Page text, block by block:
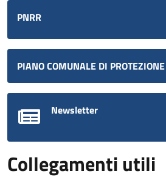
PNRR
PIANO COMUNALE DI
Newsletter
Collegamenti utili